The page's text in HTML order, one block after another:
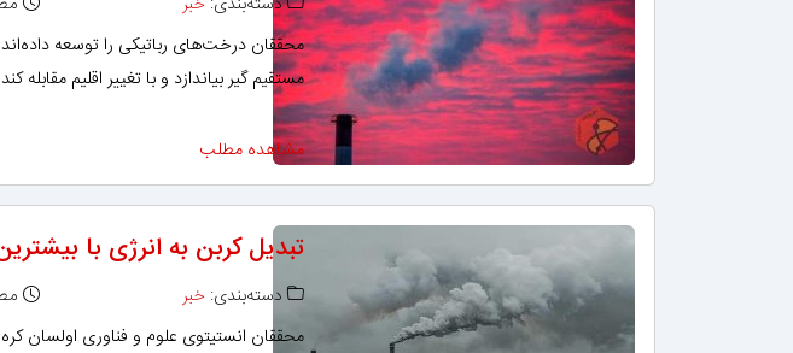
محققان درخت‌های رباتیکی را توسعه
مستقیم گیر بیاندازد و با تغییر اقلیم مقابله
مشاهده مطلب
تبدیل کربن به انرژی با
دسته‌بندی: خبر
محققان انستیتوی علوم و فناوری اولسان